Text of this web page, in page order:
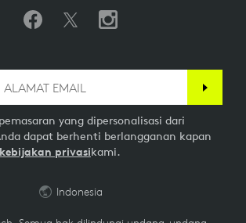
yang dipersonalisasi dari
dapat berhenti berlangganan kapan
kebijakan privasikami.
Indonesia